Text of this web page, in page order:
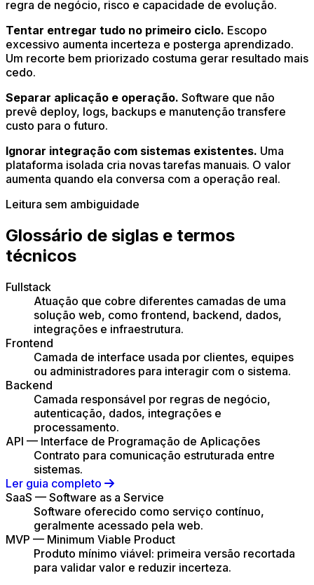
regra de negócio, risco e capacidade de evolução.
Tentar entregar tudo no primeiro ciclo. Escopo
excessivo aumenta incerteza e posterga aprendizado.
Um recorte bem priorizado costuma gerar resultado mais
cedo.
Separar aplicação e operação. Software que não
prevê deploy, logs, backups e manutenção transfere
custo para o futuro.
Ignorar integração com sistemas existentes. Uma
plataforma isolada cria novas tarefas manuais. O valor
aumenta quando ela conversa com a operação real.
Leitura sem ambiguidade
Glossário de siglas e termos
técnicos
Fullstack
Atuação que cobre diferentes camadas de uma
solução web, como frontend, backend, dados,
integrações e infraestrutura.
Frontend
Camada de interface usada por clientes, equipes
ou administradores para interagir com o sistema.
Backend
Camada responsável por regras de negócio,
autenticação, dados, integrações e
processamento.
API — Interface de Programação de Aplicações
Contrato para comunicação estruturada entre
sistemas.
Ler guia completo
SaaS — Software as a Service
Software oferecido como serviço contínuo,
geralmente acessado pela web.
MVP — Minimum Viable Product
Produto mínimo viável: primeira versão recortada
para validar valor e reduzir incerteza.